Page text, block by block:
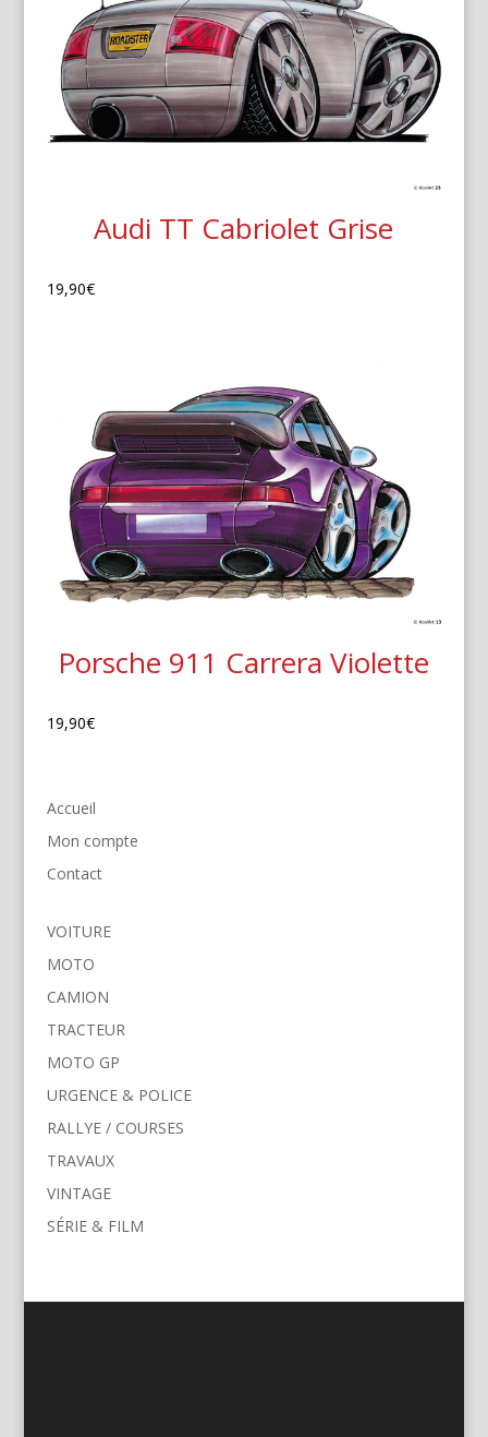
Audi TT Cabriolet Grise
19,90€
Porsche 911 Carrera Violette
19,90€
Accueil
Mon compte
Contact
VOITURE
MOTO
CAMION
TRACTEUR
MOTO GP
URGENCE & POLICE
RALLYE / COURSES
TRAVAUX
VINTAGE
SÉRIE & FILM